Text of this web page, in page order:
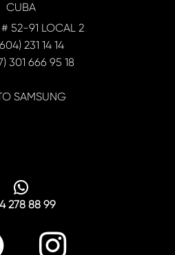
CUBA
52-91 LOCAL 2
231 14 14
301 666 95 18
SAMSUNG
278 88 99